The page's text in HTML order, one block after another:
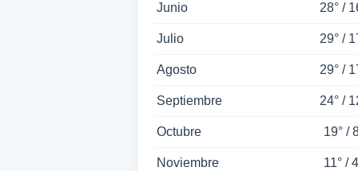
Junio 28° /
Julio 29° /
Agosto 29° /
Septiembre 24° /
Octubre 19° /
Noviembre 11° /